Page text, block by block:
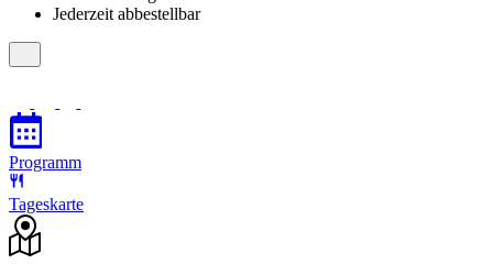
Jederzeit abbestellbar
Programm
Tageskarte